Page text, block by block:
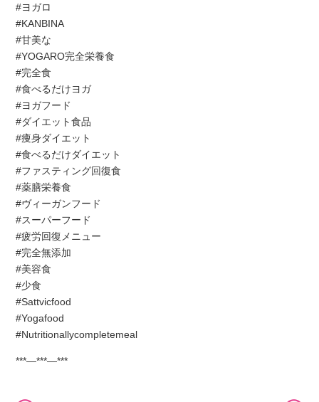
#ヨガロ
#KANBINA
#甘美な
#YOGARO完全栄養食
#完全食
#食べるだけヨガ
#ヨガフード
#ダイエット食品
#痩身ダイエット
#食べるだけダイエット
#ファスティング回復食
#薬膳栄養食
#ヴィーガンフード
#スーパーフード
#疲労回復メニュー
#完全無添加
#美容食
#少食
#Sattvicfood
#Yogafood
#Nutritionallycompletemeal
***—***—***